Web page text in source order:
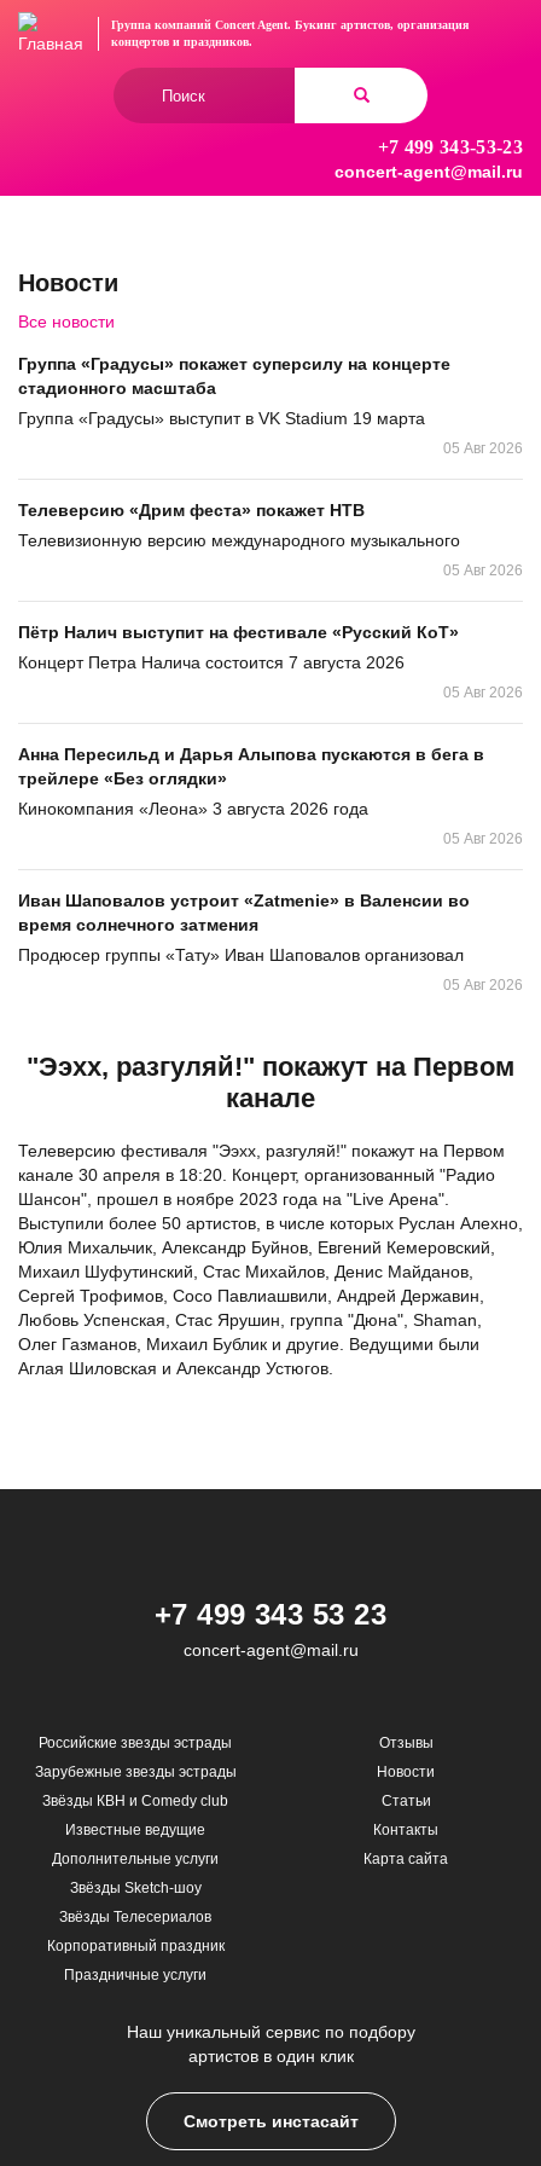
Перейти
Группа компаний Concert Agent. Букинг артистов, организация
концертови праздников.
+7 499 343-53-23
concert-agent@mail.ru
Новости
Все новости
Группа «Градусы» покажет суперсилу на концерте
стадионного масштаба
Группа «Градусы» выступит в VK Stadium 19 марта
05 Авг 2026
Телеверсию «Дрим феста» покажет НТВ
Телевизионную версию международного музыкального
05 Авг 2026
Пётр Налич выступит на фестивале «Русский КоТ»
Концерт Петра Налича состоится 7 августа 2026
05 Авг 2026
Анна Пересильд и Дарья Алыпова пускаются в бега в
трейлере «Без оглядки»
Кинокомпания «Леона» 3 августа 2026 года
05 Авг 2026
Иван Шаповалов устроит «Zatmenie» в Валенсии во
время солнечного затмения
Продюсер группы «Тату» Иван Шаповалов организовал
05 Авг 2026
"Ээхх, разгуляй!" покажут на Первом
канале
Телеверсию фестиваля "Ээхх, разгуляй!" покажут на Первом
канале 30 апреля в 18:20. Концерт, организованный "Радио
Шансон", прошел в ноябре 2023 года на "Live Арена".
Выступили более 50 артистов, в числе которых Руслан Алехно,
Юлия Михальчик, Александр Буйнов, Евгений Кемеровский,
Михаил Шуфутинский, Стас Михайлов, Денис Майданов,
Сергей Трофимов, Сосо Павлиашвили, Андрей Державин,
Любовь Успенская, Стас Ярушин, группа "Дюна", Shaman,
Олег Газманов, Михаил Бублик и другие. Ведущими были
Аглая Шиловская и Александр Устюгов.
+7 499 343 53 23
concert-agent@mail.ru
Российские звезды эстрады
Зарубежные звезды эстрады
Звёзды КВН и Comedy club
Известные ведущие
Дополнительные услуги
Звёзды Sketch-шоу
Звёзды Телесериалов
Корпоративный праздник
Праздничные услуги
Отзывы
Новости
Статьи
Контакты
Карта сайта
Наш уникальный сервис по подбору
артистов в один клик
Смотреть инстасайт